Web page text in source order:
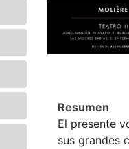
Resumen
El presente
sus grandes